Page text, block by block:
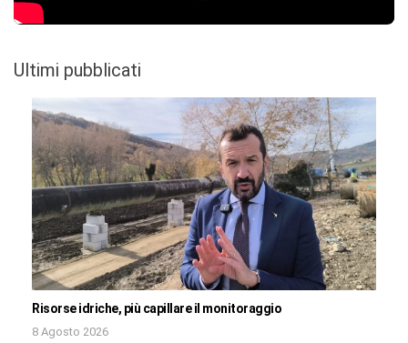
Ultimi pubblicati
Risorse idriche, più capillare il monitoraggio
8 Agosto 2026